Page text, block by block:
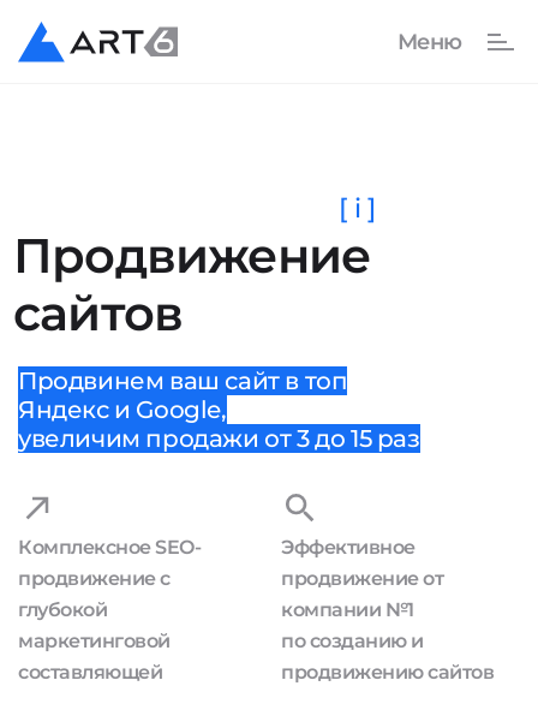
Продвижение
сайтов
[ i ]
Продвинем ваш сайт в топ
Яндекс и Google,
увеличим продажи от 3 до 15 раз
Комплексное SEO-
продвижение с
глубокой
маркетинговой
составляющей
Эффективное
продвижение от
компании №1
по созданию и
продвижению сайтов